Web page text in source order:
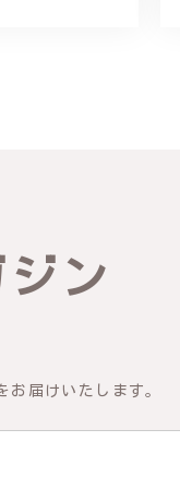
様にご満足いただけた
ご愛用ください。また
イメージを上回った
ン
お届けいたします。